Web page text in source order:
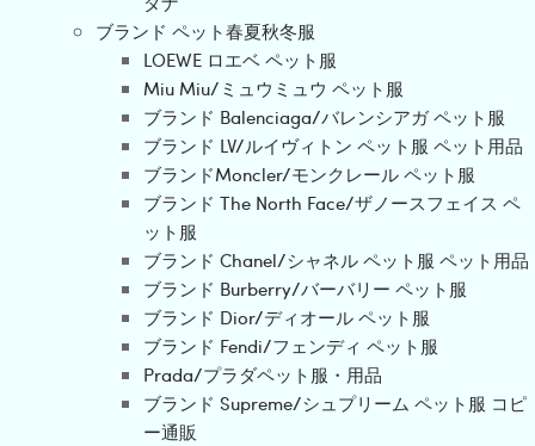
ブランド ペット春夏秋冬服
LOEWE ロエベ ペット服
Miu Miu/ミュウミュウ ペット服
ブランド Balenciaga/バレンシアガ ペット服
ブランド LV/ルイヴィトン ペット服 ペット用品
ブランドMoncler/モンクレール ペット服
ブランド The North Face/ザノースフェイス ペ
ット服
ブランド Chanel/シャネル ペット服 ペット用品
ブランド Burberry/バーバリー ペット服
ブランド Dior/ディオール ペット服
ブランド Fendi/フェンディ ペット服
Prada/プラダペット服・用品
ブランド Supreme/シュプリーム ペット服 コピ
ー通販